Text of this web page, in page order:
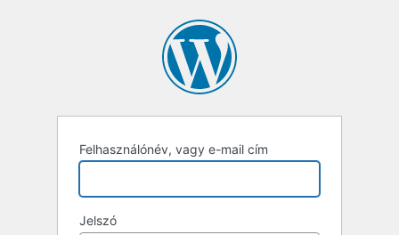
Felhasználónév, vagy e-mail cím
Jelszó